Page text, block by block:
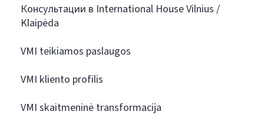
Консультации в International House Vilnius /
Klaipėda
VMI teikiamos paslaugos
VMI kliento profilis
VMI skaitmeninė transformacija